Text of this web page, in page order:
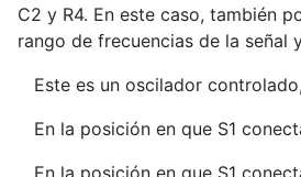
C2 y R4. En este caso, también
rango de frecuencias de la señal
Este es un oscilador
En la posición en que S1
En la posición en que S1